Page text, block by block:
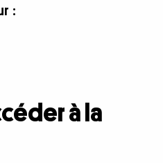
à la